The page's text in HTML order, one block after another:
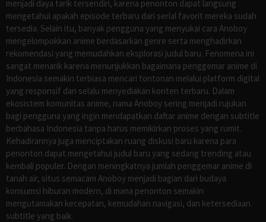
menjadi daya tarik tersendiri, karena penonton dapat langsung
mengetahui apakah episode terbaru dari serial favorit mereka sudah
tersedia. Selain itu, banyak pengguna yang menyukai cara Anoboy
mengelompokkan anime berdasarkan genre serta menghadirkan
rekomendasi yang memudahkan eksplorasi judul baru. Fenomena ini
sangat menarik karena menunjukkan bagaimana penggemar anime di
Indonesia semakin terbiasa mencari tontonan melalui platform digital
yang responsif dan selalu menyediakan konten terbaru. Dalam
ekosistem komunitas anime, nama Anoboy sering menjadi rujukan
bagi pengguna yang ingin mendapatkan daftar anime dengan subtitle
berbahasa Indonesia tanpa harus memikirkan proses yang rumit.
Kehadirannya juga menciptakan ruang diskusi baru karena para
penonton dapat mengetahui judul baru yang sedang trending atau
kembali populer. Dengan meningkatnya jumlah penggemar anime di
tanah air, situs semacam Anoboy menjadi bagian dari budaya
konsumsi hiburan modern, di mana penonton semakin
mengutamakan kecepatan, kemudahan navigasi, dan ketersediaan
subtitle yang baik.